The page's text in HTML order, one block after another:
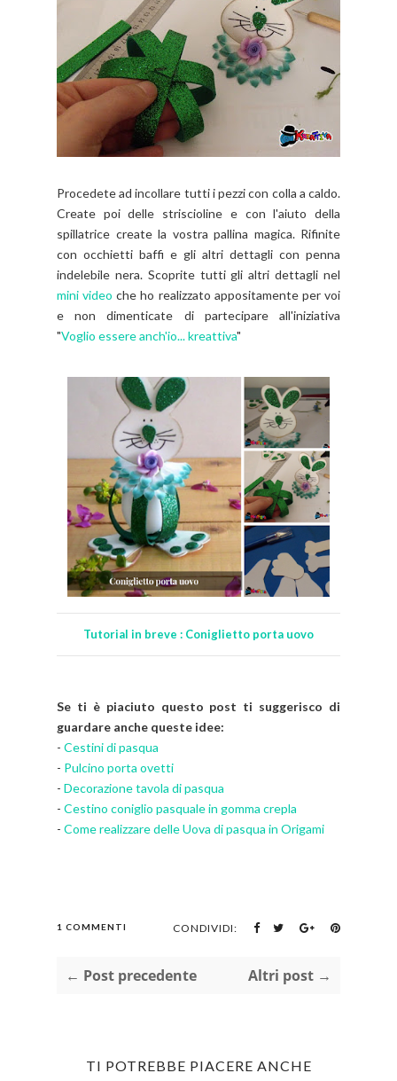
Procedete ad incollare tutti i pezzi con colla a caldo.
Create poi delle striscioline e con l'aiuto della
spillatrice create la vostra pallina magica. Rifinite
con occhietti baffi e gli altri dettagli con penna
indelebile nera. Scoprite tutti gli altri dettagli nel
mini video che ho realizzato appositamente per voi
e non dimenticate di partecipare all'iniziativa
"Voglio essere anch'io... kreattiva"
Tutorial in breve : Coniglietto porta uovo
Se ti è piaciuto questo post ti suggerisco di
guardare anche queste idee:
- Cestini di pasqua
- Pulcino porta ovetti
- Decorazione tavola di pasqua
- Cestino coniglio pasquale in gomma crepla
- Come realizzare delle Uova di pasqua in Origami
1 COMMENTI CONDIVIDI:
← Post precedente Altri post →
TI POTREBBE PIACERE ANCHE